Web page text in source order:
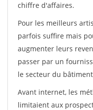
chiffre d'affaires.
Pour les meilleurs
parfois suffire mais
augmenter leurs
passer par un
le secteur du
Avant internet, les
limitaient aux